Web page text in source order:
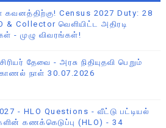
கவனத்திற்கு! Census 2027 Duty: 28
& Collector வெளியிட்ட அதிரடி
- முழு விவரங்கள்!
தேவை - அரசு நிதியுதவி பெறும்
நாள் 30.07.2026
- HLO Questions - வீட்டு பட்டியல்
கணக்கெடுப்பு (HLO) - 34